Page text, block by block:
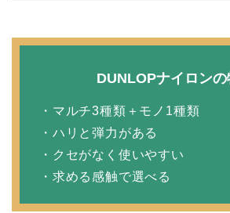
DUNLOPナイロンの
・マルチ3種類＋モノ1種類
・ハリと弾力がある
・クセがなく使いやすい
・求める感触で選べる